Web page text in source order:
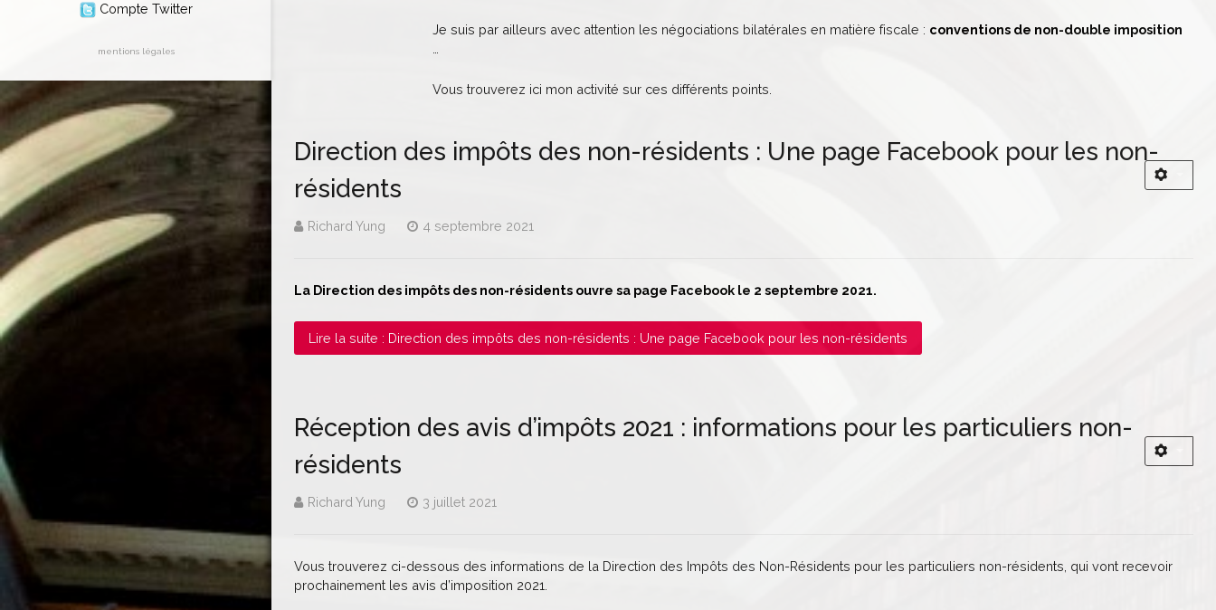
Compte Twitter
mentions légales
Je suis par ailleurs avec attention les négociations bilatérales en matière fiscale : conventions de non-double imposition
Vous trouverez ici mon activité sur ces différents points.
Direction des impôts des non-résidents : Une page Facebook pour les non-
résidents
Richard Yung 4 septembre 2021
La Direction des impôts des non-résidents ouvre sa page Facebook le 2 septembre 2021.
Lire la suite : Direction des impôts des non-résidents : Une page Facebook pour les non-résidents
Réception des avis d’impôts 2021 : informations pour les particuliers non-
résidents
Richard Yung 3 juillet 2021
Vous trouverez ci-dessous des informations de la Direction des Impôts des Non-Résidents pour les particuliers non-résidents, qui vont recevoir
prochainement les avis d’imposition 2021.